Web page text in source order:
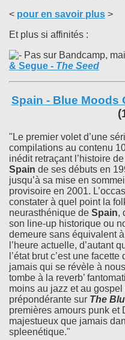
< pour en savoir plus >
Et plus si affinités :
Pas sur Bandcamp,
& Segue - The Seed
Spain - Blue Moods
"Le premier volet d’une
compilations au contenu
inédit retraçant l’histoire de
Spain de ses débuts en
jusqu’à sa mise en sommeil
provisoire en 2001.
constater à quel point la
neurasthénique de Spain,
son line-up historique ou
demeure sans équivalent à
l’heure actuelle, d’autant
l’état brut c’est une
jamais qui se révèle à
tombe à la reverb’
moins au jazz et au
prépondérante sur The
premières amours punk et
majestueux que jamais
spleenétique."